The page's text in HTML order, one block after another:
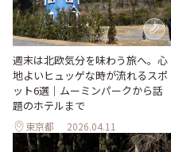
週末は北欧気分を味わう旅へ。心
地よいヒュッゲな時が流れるスポ
ット6選｜ムーミンパークから話
題のホテルまで
東京都 2026.04.11